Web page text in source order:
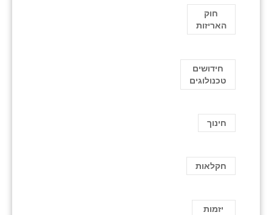
חוק
האריזות
חידושים
טכנולוגים
חינוך
חקלאות
יזמות